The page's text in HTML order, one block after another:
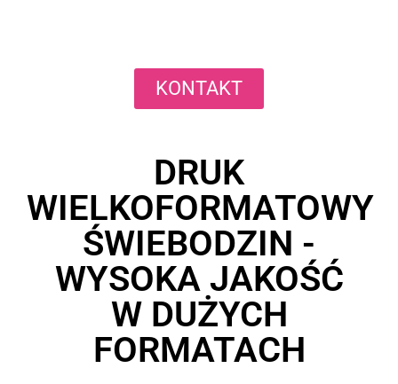
DRUK
WIELKOFORMATOWY
ŚWIEBODZIN -
WYSOKA JAKOŚĆ
W DUŻYCH
FORMATACH
KONTAKT